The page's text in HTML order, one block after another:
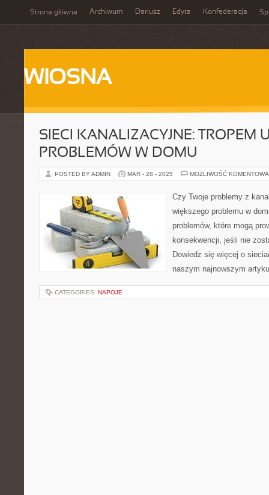
Strona główna Archiwum Dariusz Edyta Konfederacja
WIOSNA
SIECI KANALIZACYJNE: TROPEM
PROBLEMÓW W DOMU
POSTED BY ADMIN MAR - 28 - 2025 MOŻLIWOŚĆ
Czy Twoje problemy z
większego problemu w
problemów, które mogą
konsekwencji, jeśli nie
Dowiedz się więcej o
naszym najnowszym
CATEGORIES: NAPOJE